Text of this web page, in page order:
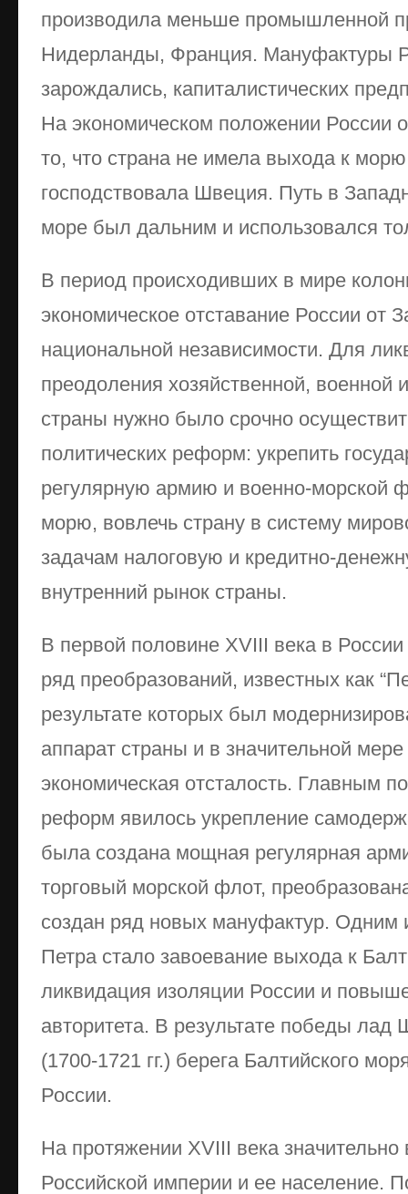
производила меньше промышленной
Нидерланды, Франция. Мануфактуры
зарождались, капиталистических
На экономическом положе­нии России
то, что страна не имела выхода к
господствовала Швеция. Путь в
море был дальним и использовался
В период происходивших в мире
экономическое отставание России от
национальной независимости. Для
преодоления хозяйственной, военной
страны нужно было срочно
политических реформ: укрепить
регулярную армию и военно-морской
морю, вовлечь страну в систему
задачам налоговую и кредитно-
внутренний рынок страны.
В первой половине XVIII века в
ряд преобразований, известных как
результате которых был
аппарат страны и в значительной
экономическая отсталость. Главным
реформ явилось укрепление
была создана мощная регулярная
торговый морской флот,
создан ряд новых мануфактур. Одним
Петра стало завоевание выхода к
ликвидация изоляции России и
авторитета. В результате победы
(1700-1721 гг.) берега Балтийского
России.
На протяжении XVIII века
Российской империи и ее население.